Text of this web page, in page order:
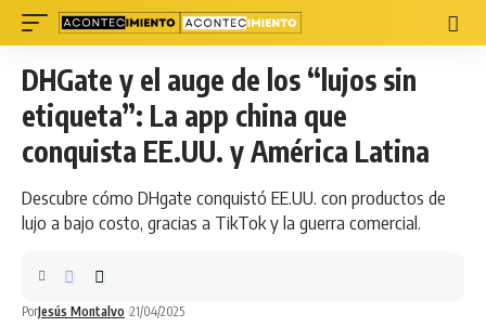
DHGate y el auge de los “lujos sin
etiqueta”: La app china que
conquista EE.UU. y América Latina
Descubre cómo DHgate conquistó EE.UU. con productos de
lujo a bajo costo, gracias a TikTok y la guerra comercial.
PorJesús Montalvo 21/04/2025